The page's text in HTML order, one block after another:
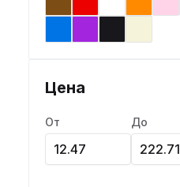
Цена
От До